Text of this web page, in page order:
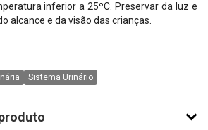
inferior a 25ºC. Preservar da luz e
alcance e da visão das crianças.
Sistema Urinário